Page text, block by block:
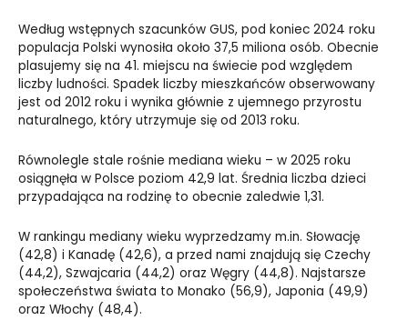
Według wstępnych szacunków GUS, pod koniec 2024 roku
populacja Polski wynosiła około 37,5 miliona osób. Obecnie
plasujemy się na 41. miejscu na świecie pod względem
liczby ludności. Spadek liczby mieszkańców obserwowany
jest od 2012 roku i wynika głównie z ujemnego przyrostu
naturalnego, który utrzymuje się od 2013 roku.
Równolegle stale rośnie mediana wieku – w 2025 roku
osiągnęła w Polsce poziom 42,9 lat. Średnia liczba dzieci
przypadająca na rodzinę to obecnie zaledwie 1,31.
W rankingu mediany wieku wyprzedzamy m.in. Słowację
(42,8) i Kanadę (42,6), a przed nami znajdują się Czechy
(44,2), Szwajcaria (44,2) oraz Węgry (44,8). Najstarsze
społeczeństwa świata to Monako (56,9), Japonia (49,9)
oraz Włochy (48,4).